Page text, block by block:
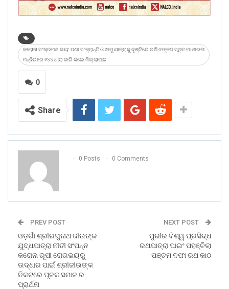
କରୋନା ସଂକ୍ରମଣ ଭୟ: ପଣା ସଂକ୍ରାନ୍ତି ଓ ଝାମୁ ଯାତ୍ରାକୁ ଦୃଷ୍ଟିରେ ରଖି ଝଙ୍କଡ ସ୍ଥିତ ମା ଶାରଳା
ମନ୍ଦିରରେ ୧୪୪ ଧାରା ଜାରି କଲେ ଜିଲ୍ଲାପାଳ
0
Share
0 Posts 0 Comments
PREV POST
ଓଡ଼ଗାଁ ଶ୍ରୀରଘୁନାଥ ଜୀଉଙ୍କ
ଯୁଦ୍ଧଯାତ୍ରା ନୀତୀ ସଂପନ୍ନ
କରୋନା ରୂପୀ ରୋଗଭୟରୁ
ଉଦ୍ଧାର ପାଇଁ ଶ୍ରୀଜୀଉଙ୍କ
ନିକଟରେ ପୂଜକ ସମାଜ ର
ପ୍ରାର୍ଥନା
NEXT POST
ପୁରୀର ବିଶ୍ୱ ପ୍ରସିଦ୍ଧ
ରଥଯାତ୍ରା ପାଇଂ ପହଞ୍ଚିଲା
ପଞ୍ଚମ ଦଫା ରଥ କାଠ